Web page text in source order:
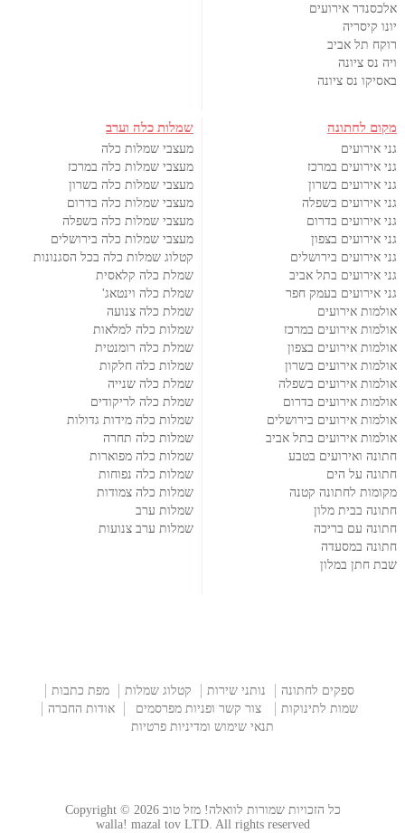
אלכסנדר אירועים
יונו קיסריה
רוקח תל אביב
ויה נס ציונה
באסיקו נס ציונה
מקום לחתונה
גני אירועים
גני אירועים במרכז
גני אירועים בשרון
גני אירועים בשפלה
גני אירועים בדרום
גני אירועים בצפון
גני אירועים בירושלים
גני אירועים בתל אביב
גני אירועים בעמק חפר
אולמות אירועים
אולמות אירועים במרכז
אולמות אירועים בצפון
אולמות אירועים בשרון
אולמות אירועים בשפלה
אולמות אירועים בדרום
אולמות אירועים בירושלים
אולמות אירועים בתל אביב
חתונה ואירועים בטבע
חתונה על הים
מקומות לחתונה קטנה
חתונה בבית מלון
חתונה עם בריכה
חתונה במסעדה
שבת חתן במלון
שמלות כלה וערב
מעצבי שמלות כלה
מעצבי שמלות כלה במרכז
מעצבי שמלות כלה בשרון
מעצבי שמלות כלה בדרום
מעצבי שמלות כלה בשפלה
מעצבי שמלות כלה בירושלים
קטלוג שמלות כלה בכל הסגנונות
שמלת כלה קלאסית
שמלת כלה וינטאג'
שמלת כלה צנועה
שמלות כלה למלאות
שמלת כלה רומנטית
שמלות כלה חלקות
שמלת כלה שנייה
שמלת כלה לריקודים
שמלות כלה מידות גדולות
שמלות כלה תחרה
שמלות כלה מפוארות
שמלות כלה נפוחות
שמלות כלה צמודות
שמלות ערב
שמלות ערב צנועות
ספקים לחתונה נותני שירות קטלוג שמלות
מפת כתבות
שמות לתינוקות
צור קשר ופניות מפרסמים
אודות החברה
תנאי שימוש ומדיניות פרטיות
כל הזכויות שמורות לוואלה! מזל טוב Copyright © 2026
walla! mazal tov LTD. All rights reserved